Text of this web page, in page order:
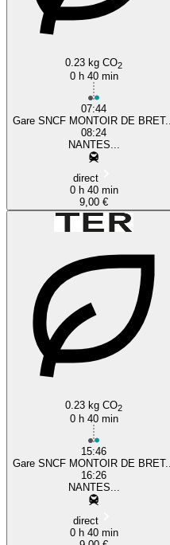
0.23 kg CO2
0 h 40 min
07:44
Gare SNCF MONTOIR DE BRET...
08:24
NANTES...
direct
0 h 40 min
9,00 €
0.23 kg CO2
0 h 40 min
15:46
Gare SNCF MONTOIR DE BRET...
16:26
NANTES...
direct
0 h 40 min